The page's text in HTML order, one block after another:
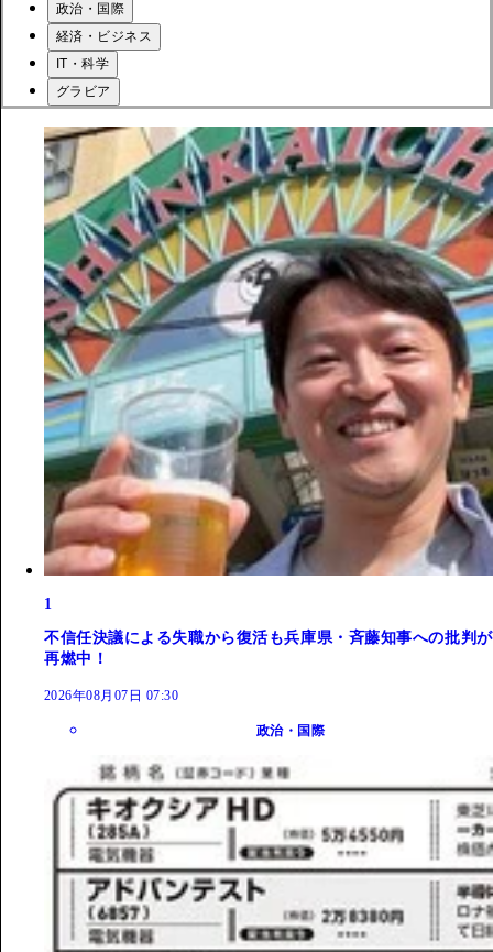
政治・国際
経済・ビジネス
IT・科学
グラビア
1
不信任決議による失職から復活も兵庫県・斉藤知事への批判が
再燃中！
2026年08月07日 07:30
政治・国際